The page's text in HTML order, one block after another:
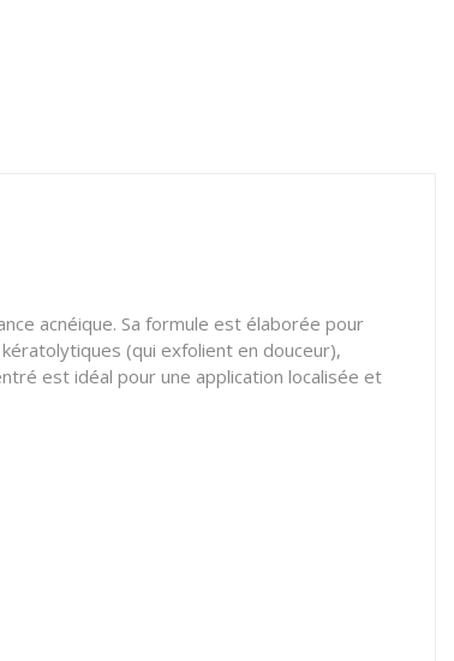
acnéique. Sa formule est élaborée pour
(qui exfolient en douceur),
est idéal pour une application localisée et